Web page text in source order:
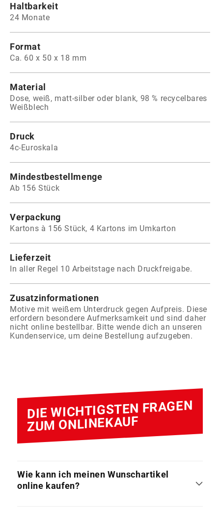
Haltbarkeit
24 Monate
Format
Ca. 60 x 50 x 18 mm
Material
Dose, weiß, matt-silber oder blank, 98 % recycelbares
Weißblech
Druck
4c-Euroskala
Mindestbestellmenge
Ab 156 Stück
Verpackung
Kartons à 156 Stück, 4 Kartons im Umkarton
Lieferzeit
In aller Regel 10 Arbeitstage nach Druckfreigabe.
Zusatzinformationen
Motive mit weißem Unterdruck gegen Aufpreis. Diese
erfordern besondere Aufmerksamkeit und sind daher
nicht online bestellbar. Bitte wende dich an unseren
Kundenservice, um deine Bestellung aufzugeben.
DIE WICHTIGSTEN FRAGEN
ZUM ONLINEKAUF
Wie kann ich meinen Wunschartikel
online kaufen?